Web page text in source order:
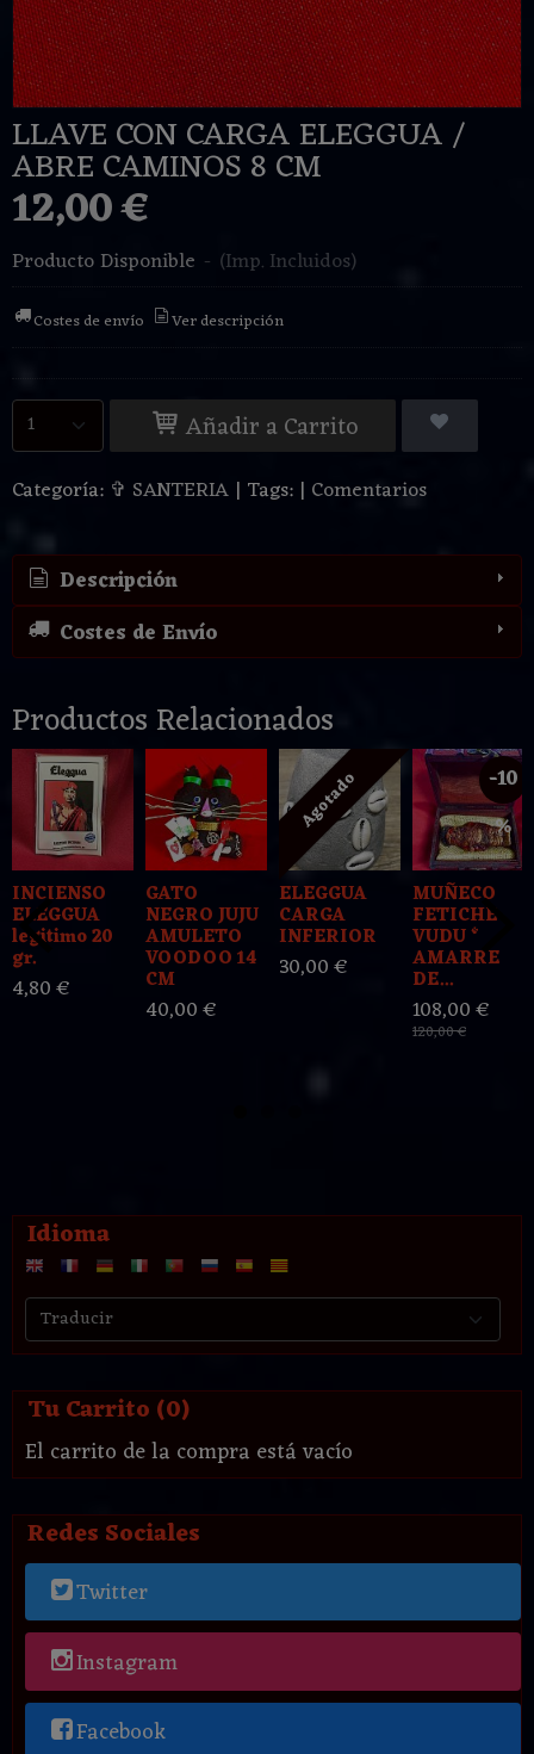
Idioma
Tu Carrito (0)
El carrito de la compra está vacío
Redes Sociales
Twitter
Instagram
Facebook
LLAVE CON CARGA ELEGGUA /
ABRE CAMINOS 8 CM
12,00 €
Producto Disponible - (Imp. Incluidos)
Costes de envío Ver descripción
Añadir a Carrito
Categoría: ✞ SANTERIA | Tags: | Comentarios
Descripción
Costes de Envío
Productos Relacionados
INCIENSO
ELEGGUA
legitimo 20
gr.
4,80 €
GATO
NEGRO JUJU
AMULETO
VOODOO 14
CM
40,00 €
Agotado
ELEGGUA
CARGA
INFERIOR
30,00 €
-10
%
MUÑECO
FETICHE
VUDU *
AMARRE
DE...
108,00 €
120,00 €